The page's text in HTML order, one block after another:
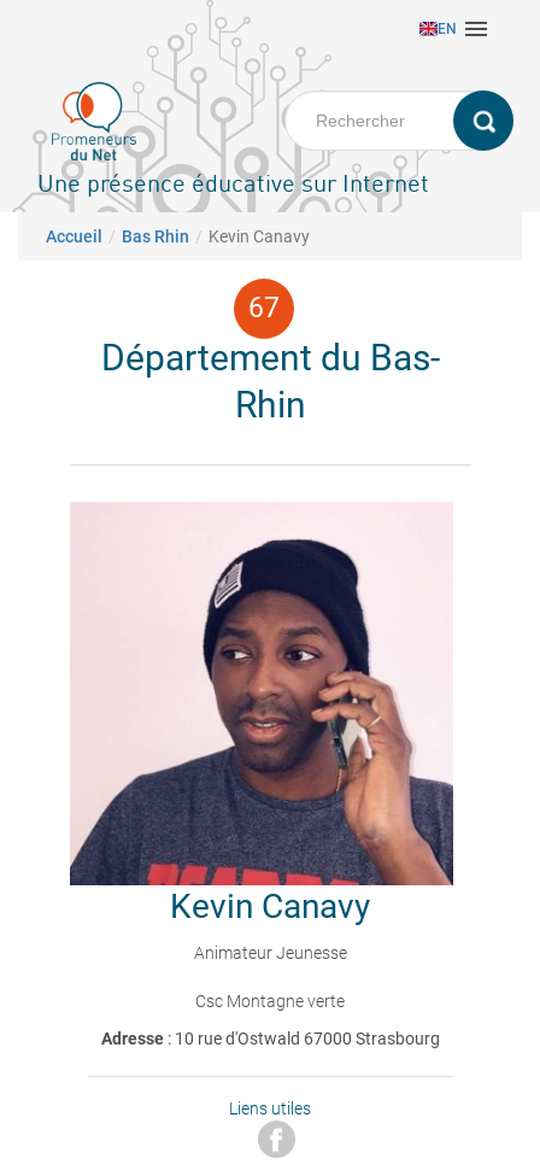
principal
EN 
Une présence éducative sur Internet
Fil d'Ariane
Accueil Bas Rhin Kevin Canavy
Département du Bas-
Rhin
Kevin Canavy
Animateur Jeunesse
Csc Montagne verte
Adresse : 10 rue d'Ostwald 67000 Strasbourg
Liens utiles